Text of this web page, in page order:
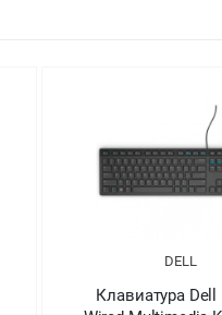
DELL
Клавиатура Dell